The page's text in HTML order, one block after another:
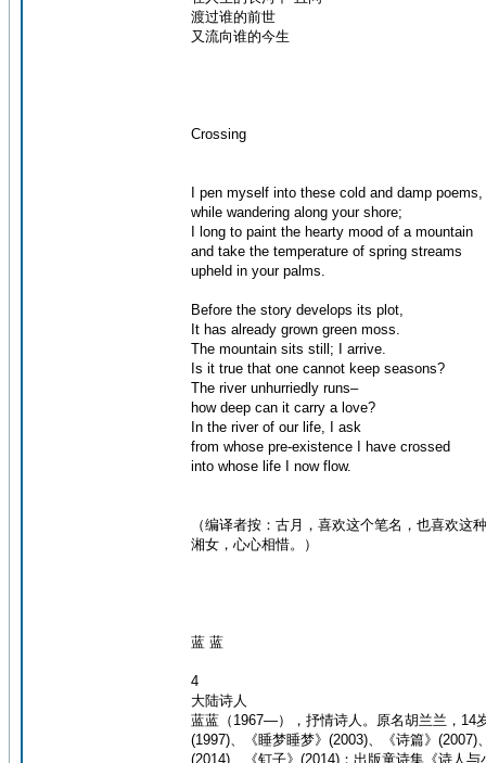
渡过谁的前世
又流向谁的今生
Crossing
I pen myself into these cold and damp poems,
while wandering along your shore;
I long to paint the hearty mood of a mountain
and take the temperature of spring streams
upheld in your palms.
Before the story develops its plot,
It has already grown green moss.
The mountain sits still; I arrive.
Is it true that one cannot keep seasons?
The river unhurriedly runs–
how deep can it carry a love?
In the river of our life, I ask
from whose pre-existence I have crossed
into whose life I now flow.
（编译者按：古月，喜欢这个笔名，也喜欢
湘女，心心相惜。）
蓝 蓝
4
大陆诗人
蓝蓝（1967—），抒情诗人。原名胡兰兰，14
(1997)、《睡梦睡梦》(2003)、《诗篇》
(2014)、《钉子》(2014)；出版童诗集《诗人